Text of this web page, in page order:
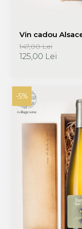
Vin cadou
+ cutie lemn-
cadou
147,00 Lei
125,00 Lei
-5%